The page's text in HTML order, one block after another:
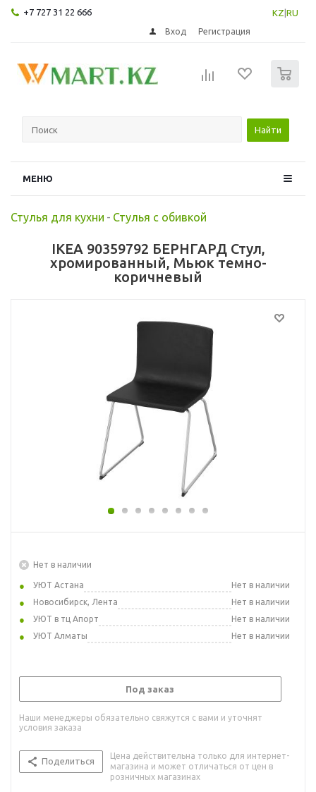
+7 727 31 22 666 KZ RU
Вход Регистрация
Найти
МЕНЮ
Стулья для кухни - Стулья с обивкой
IKEA 90359792 БЕРНГАРД Стул,
хромированный, Мьюк темно-
коричневый
Нет в наличии
УЮТ Астана
Нет в наличии
Новосибирск, Лента
Нет в наличии
УЮТ в тц Апорт
Нет в наличии
УЮТ Алматы
Нет в наличии
Под заказ
Наши менеджеры обязательно свяжутся с вами и уточнят
условия заказа
Поделиться
Цена действительна только для интернет-
магазина и может отличаться от цен в
розничных магазинах